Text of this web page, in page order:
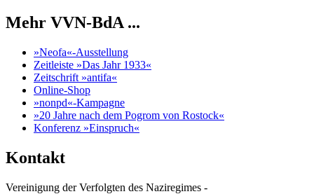
Mehr VVN-BdA ...
»Neofa«-Ausstellung
Zeitleiste »Das Jahr 1933«
Zeitschrift »antifa«
Online-Shop
»nonpd«-Kampagne
»20 Jahre nach dem Pogrom von Rostock«
Konferenz »Einspruch«
Kontakt
Vereinigung der Verfolgten des Naziregimes -